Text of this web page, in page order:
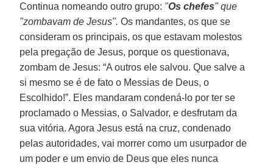
Continua nomeando outro grupo: "Os chefes" que
"zombavam de Jesus". Os mandantes, os que se
consideram os principais, os que estavam molestos
pela pregação de Jesus, porque os questionava,
zombam de Jesus: “A outros ele salvou. Que salve a
si mesmo se é de fato o Messias de Deus, o
Escolhido!”. Eles mandaram condená-lo por ter se
proclamado o Messias, o Salvador, e desfrutam da
sua vitória. Agora Jesus está na cruz, condenado
pelas autoridades, vai morrer como um usurpador de
um poder e um envio de Deus que eles nunca